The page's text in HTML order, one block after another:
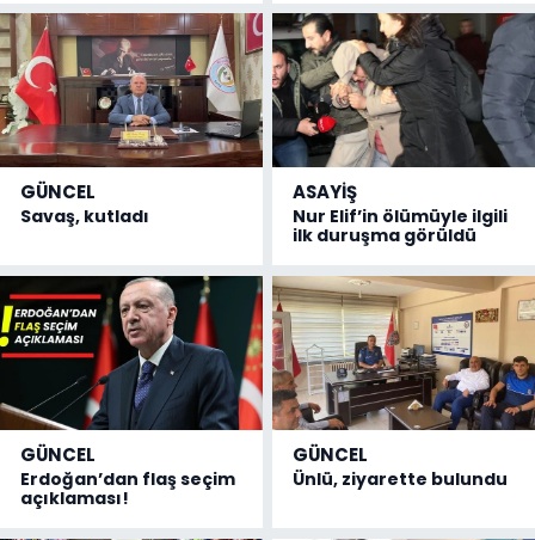
GÜNCEL
Savaş, kutladı
ASAYİŞ
Nur Elif’in ölümüyle ilgili
ilk duruşma görüldü
GÜNCEL
Erdoğan’dan flaş seçim
açıklaması!
GÜNCEL
Ünlü, ziyarette bulundu